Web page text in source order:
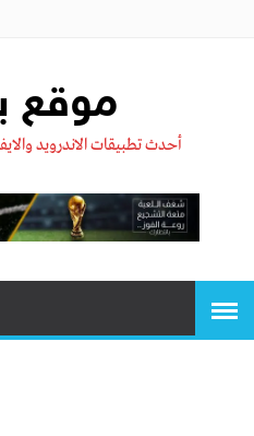
موقع
أحدث تطبيقات الاندرويد